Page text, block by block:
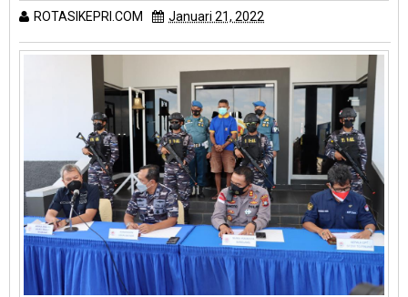
ROTASIKEPRI.COM Januari 21, 2022